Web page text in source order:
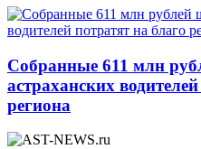
Собранные 611 млн
астраханских
региона